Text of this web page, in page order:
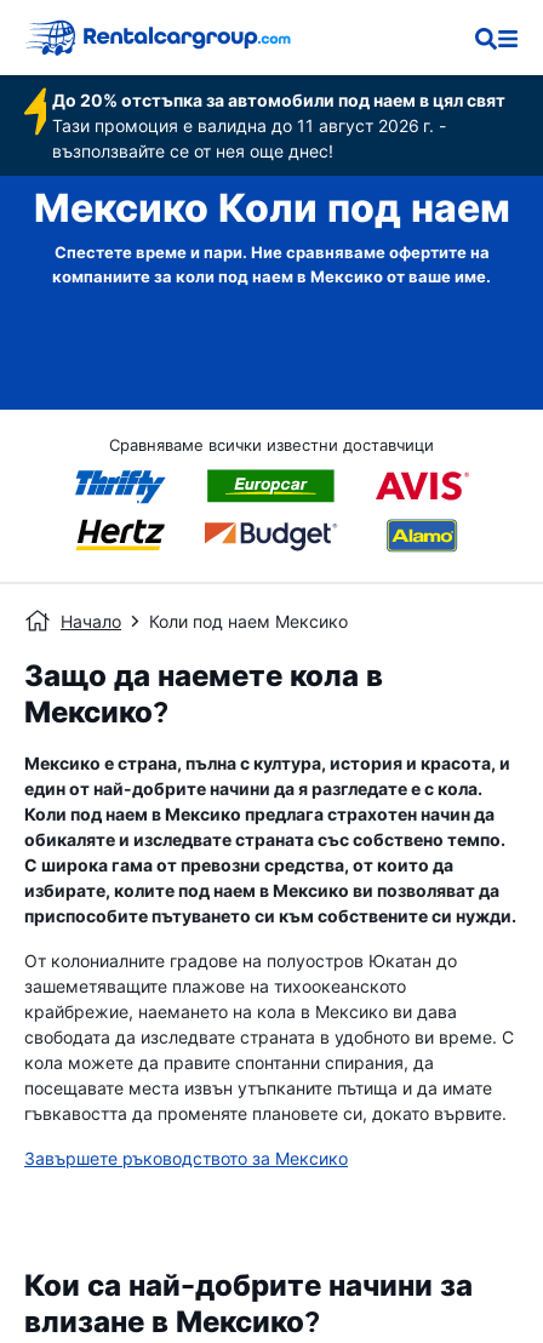
До 20% отстъпка за автомобили под наем в цял свят
Тази промоция е валидна до 11 август 2026 г. -
възползвайте се от нея още днес!
Мексико Коли под наем
Спестете време и пари. Ние сравняваме офертите на
компаниите за коли под наем в Мексико от ваше име.
Сравняваме всички известни доставчици
Начало Коли под наем Мексико
Защо да наемете кола в
Мексико?
Мексико е страна, пълна с култура, история и красота, и
един от най-добрите начини да я разгледате е с кола.
Коли под наем в Мексико предлага страхотен начин да
обикаляте и изследвате страната със собствено темпо.
С широка гама от превозни средства, от които да
избирате, колите под наем в Мексико ви позволяват да
приспособите пътуването си към собствените си нужди.
От колониалните градове на полуостров Юкатан до
зашеметяващите плажове на тихоокеанското
крайбрежие, наемането на кола в Мексико ви дава
свободата да изследвате страната в удобното ви време. С
кола можете да правите спонтанни спирания, да
посещавате места извън утъпканите пътища и да имате
гъвкавостта да променяте плановете си, докато вървите.
Завършете ръководството за Мексико
Кои са най-добрите начини за
влизане в Мексико?